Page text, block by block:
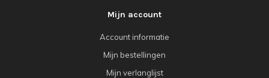
Mijn account
Account informatie
Mijn bestellingen
Mijn verlanglijst